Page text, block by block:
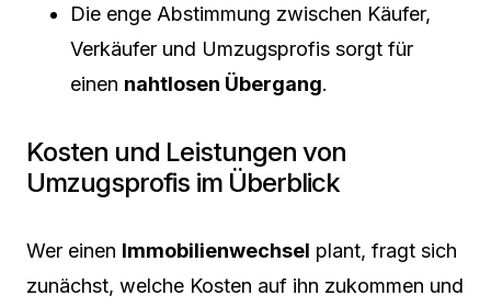
Die enge Abstimmung zwischen Käufer,
Verkäufer und Umzugsprofis sorgt für
einen nahtlosen Übergang.
Kosten und Leistungen von
Umzugsprofis im Überblick
Wer einen Immobilienwechsel plant, fragt sich
zunächst, welche Kosten auf ihn zukommen und